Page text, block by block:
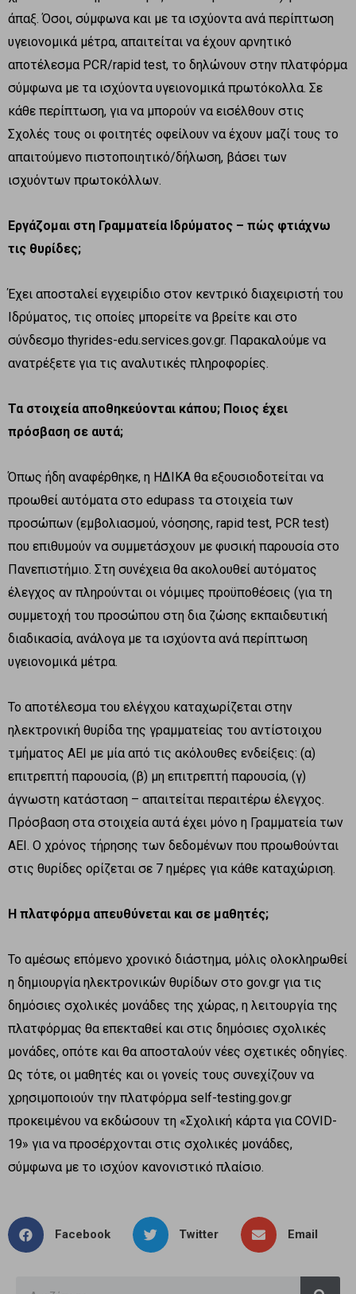
άπαξ. Όσοι, σύμφωνα και με τα ισχύοντα ανά περίπτωση
υγειονομικά μέτρα, απαιτείται να έχουν αρνητικό
αποτέλεσμα PCR/rapid test, το δηλώνουν στην πλατφόρμα
σύμφωνα με τα ισχύοντα υγειονομικά πρωτόκολλα. Σε
κάθε περίπτωση, για να μπορούν να εισέλθουν στις
Σχολές τους οι φοιτητές οφείλουν να έχουν μαζί τους το
απαιτούμενο πιστοποιητικό/δήλωση, βάσει των
ισχυόντων πρωτοκόλλων.
Εργάζομαι στη Γραμματεία Ιδρύματος – πώς φτιάχνω
τις θυρίδες;
Έχει αποσταλεί εγχειρίδιο στον κεντρικό διαχειριστή του
Ιδρύματος, τις οποίες μπορείτε να βρείτε και στο
σύνδεσμο thyrides-edu.services.gov.gr. Παρακαλούμε να
ανατρέξετε για τις αναλυτικές πληροφορίες.
Τα στοιχεία αποθηκεύονται κάπου; Ποιος έχει
πρόσβαση σε αυτά;
Όπως ήδη αναφέρθηκε, η ΗΔΙΚΑ θα εξουσιοδοτείται να
προωθεί αυτόματα στο edupass τα στοιχεία των
προσώπων (εμβολιασμού, νόσησης, rapid test, PCR test)
που επιθυμούν να συμμετάσχουν με φυσική παρουσία στο
Πανεπιστήμιο. Στη συνέχεια θα ακολουθεί αυτόματος
έλεγχος αν πληρούνται οι νόμιμες προϋποθέσεις (για τη
συμμετοχή του προσώπου στη δια ζώσης εκπαιδευτική
διαδικασία, ανάλογα με τα ισχύοντα ανά περίπτωση
υγειονομικά μέτρα.
Το αποτέλεσμα του ελέγχου καταχωρίζεται στην
ηλεκτρονική θυρίδα της γραμματείας του αντίστοιχου
τμήματος ΑΕΙ με μία από τις ακόλουθες ενδείξεις: (α)
επιτρεπτή παρουσία, (β) μη επιτρεπτή παρουσία, (γ)
άγνωστη κατάσταση – απαιτείται περαιτέρω έλεγχος.
Πρόσβαση στα στοιχεία αυτά έχει μόνο η Γραμματεία των
ΑΕΙ. Ο χρόνος τήρησης των δεδομένων που προωθούνται
στις θυρίδες ορίζεται σε 7 ημέρες για κάθε καταχώριση.
Η πλατφόρμα απευθύνεται και σε μαθητές;
Το αμέσως επόμενο χρονικό διάστημα, μόλις ολοκληρωθεί
η δημιουργία ηλεκτρονικών θυρίδων στο gov.gr για τις
δημόσιες σχολικές μονάδες της χώρας, η λειτουργία της
πλατφόρμας θα επεκταθεί και στις δημόσιες σχολικές
μονάδες, οπότε και θα αποσταλούν νέες σχετικές οδηγίες.
Ως τότε, οι μαθητές και οι γονείς τους συνεχίζουν να
χρησιμοποιούν την πλατφόρμα self-testing.gov.gr
προκειμένου να εκδώσουν τη «Σχολική κάρτα για COVID-
19» για να προσέρχονται στις σχολικές μονάδες,
σύμφωνα με το ισχύον κανονιστικό πλαίσιο.
Facebook Twitter Email